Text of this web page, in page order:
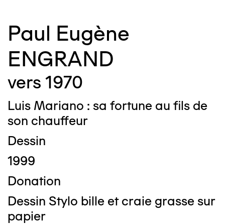
Paul Eugène
ENGRAND
vers 1970
Luis Mariano : sa fortune au fils de
son chauffeur
Dessin
1999
Donation
Dessin Stylo bille et craie grasse sur
papier